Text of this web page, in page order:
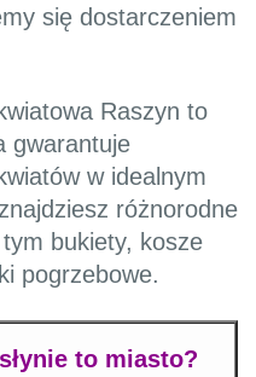
się dostarczeniem
Raszyn to
gwarantuje
w idealnym
różnorodne
bukiety, kosze
pogrzebowe.
to miasto?